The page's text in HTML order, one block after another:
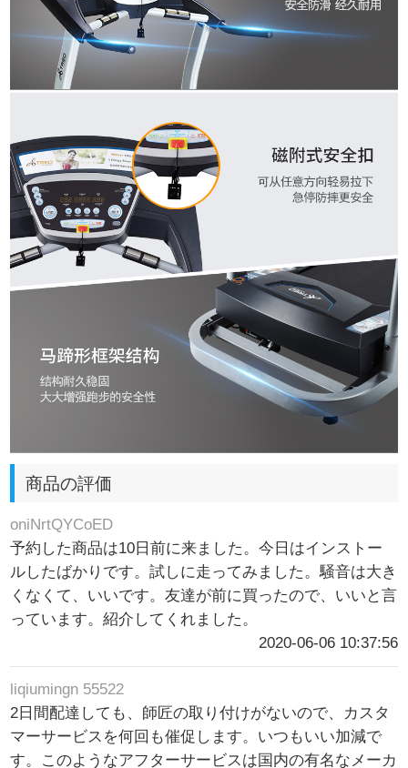
商品の評価
oniNrtQYCoED
予約した商品は10日前に来ました。今日はインストー
ルしたばかりです。試しに走ってみました。騒音は大き
くなくて、いいです。友達が前に買ったので、いいと言
っています。紹介してくれました。
2020-06-06 10:37:56
liqiumingn 55522
2日間配達しても、師匠の取り付けがないので、カスタ
マーサービスを何回も催促します。いつもいい加減で
す。このようなアフターサービスは国内の有名なメーカ